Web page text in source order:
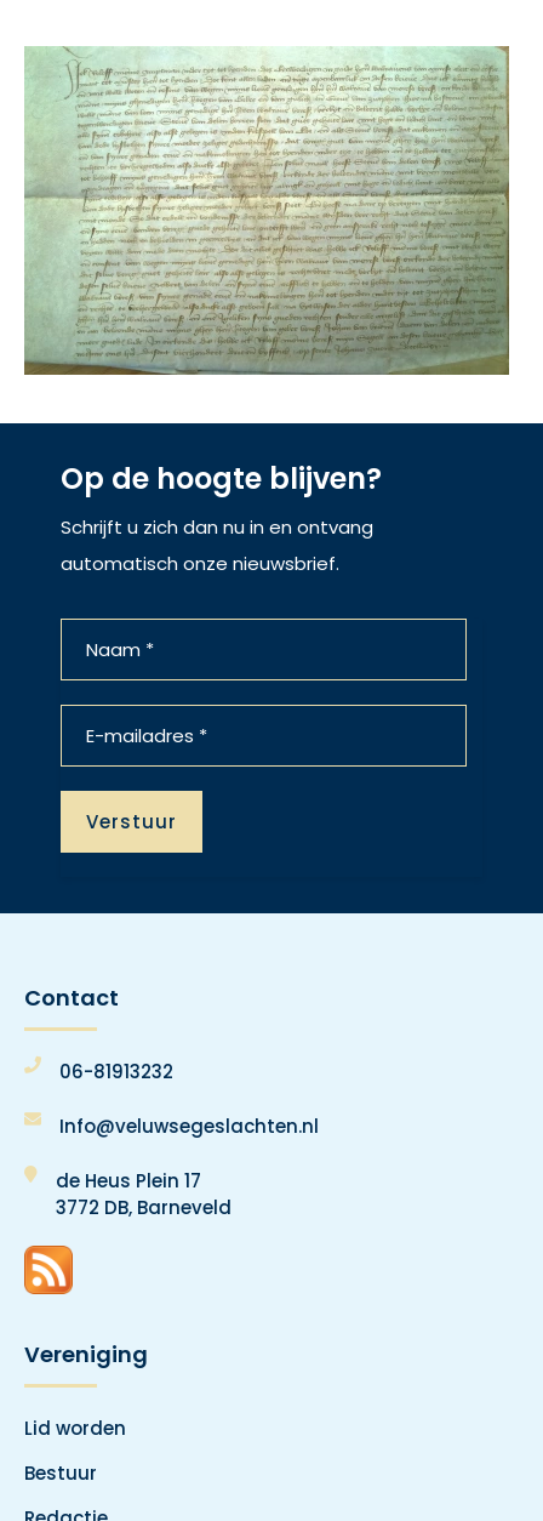
Op de hoogte blijven?
Schrijft u zich dan nu in en ontvang
automatisch onze nieuwsbrief.
Contact
06-81913232
Info@veluwsegeslachten.nl
de Heus Plein 17
3772 DB, Barneveld
Vereniging
Lid worden
Bestuur